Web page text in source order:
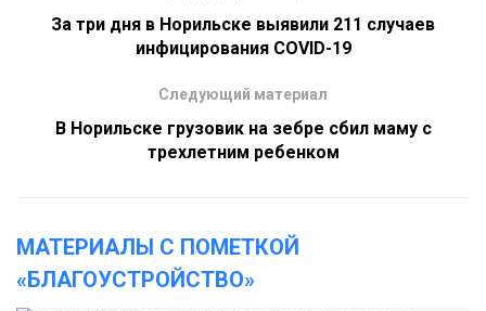
За три дня в Норильске выявили 211 случаев
инфицирования COVID-19
Следующий материал
В Норильске грузовик на зебре сбил маму с
трехлетним ребенком
МАТЕРИАЛЫ С ПОМЕТКОЙ
«БЛАГОУСТРОЙСТВО»